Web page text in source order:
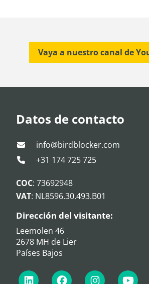
Vaya a nuestro canal de
Datos de contacto
info@birdblocker.com
+31 174 725 725
COC: 73692948
VAT: NL8596.30.493.B01
Dirección del visitante:
Leemolen 46
2678 MH de Lier
Países Bajos